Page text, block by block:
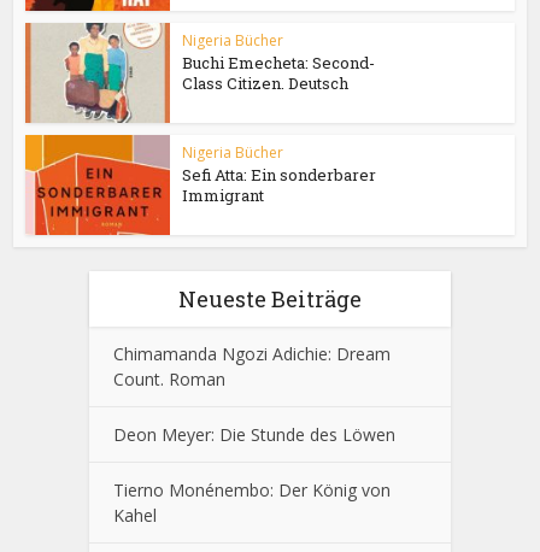
Nigeria Bücher
Buchi Emecheta: Second-
Class Citizen. Deutsch
Nigeria Bücher
Sefi Atta: Ein sonderbarer
Immigrant
Neueste Beiträge
Chimamanda Ngozi Adichie: Dream
Count. Roman
Deon Meyer: Die Stunde des Löwen
Tierno Monénembo: Der König von
Kahel